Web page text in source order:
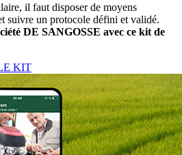
il faut disposer de moyens
suivre un protocole défini et validé.
DE SANGOSSE avec ce kit de
KIT